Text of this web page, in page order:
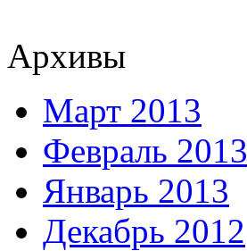
Архивы
Март 2013
Февраль 2013
Январь 2013
Декабрь 2012